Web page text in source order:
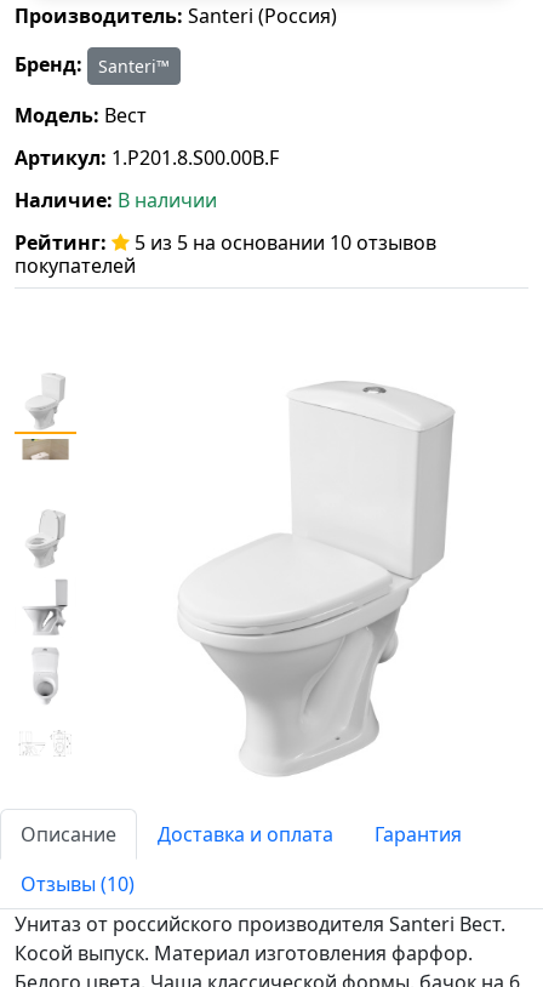
Производитель: Santeri (Россия)
Бренд:
Santeri™
Модель: Вест
Артикул: 1.P201.8.S00.00B.F
Наличие: В наличии
Рейтинг:
5 из 5 на основании 10 отзывов
покупателей
Описание Доставка и оплата
Гарантия
Отзывы (10)
Унитаз от российского производителя Santeri Вест.
Косой выпуск. Материал изготовления фарфор.